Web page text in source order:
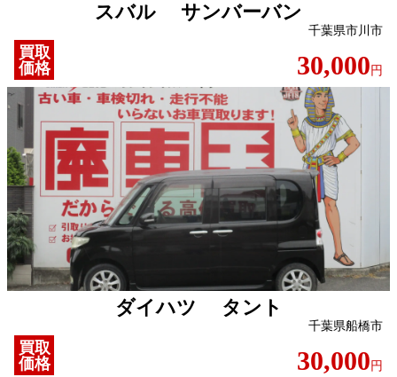
スバル サンバーバン
千葉県市川市
買取
価格
30,000 円
ダイハツ タント
千葉県船橋市
買取
価格
30,000 円